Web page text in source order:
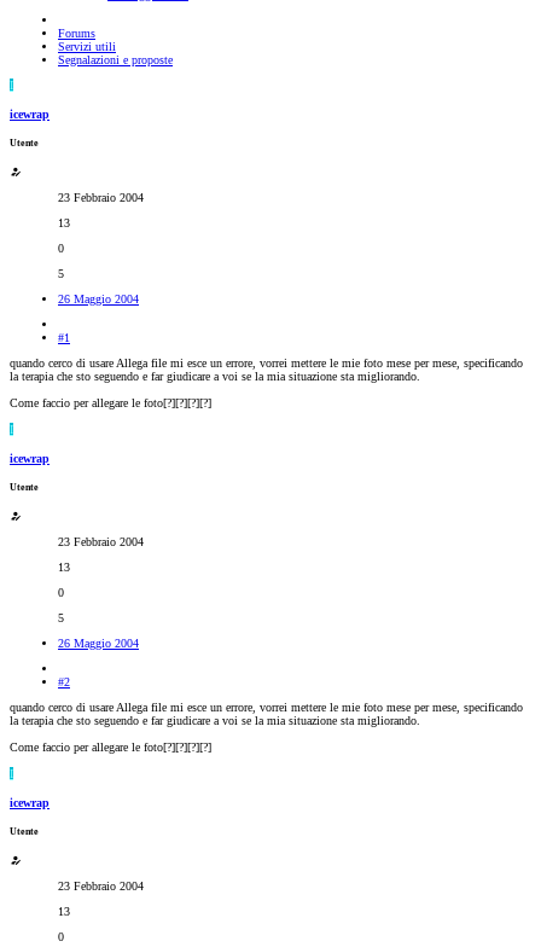
Forums
Servizi utili
Segnalazioni e proposte
I
icewrap
Utente
23 Febbraio 2004
13
0
5
26 Maggio 2004
#1
quando cerco di usare Allega file mi esce un errore, vorrei mettere le mie foto mese per mese, specificando
la terapia che sto seguendo e far giudicare a voi se la mia situazione sta migliorando.
Come faccio per allegare le foto[?][?][?][?]
I
icewrap
Utente
23 Febbraio 2004
13
0
5
26 Maggio 2004
#2
quando cerco di usare Allega file mi esce un errore, vorrei mettere le mie foto mese per mese, specificando
la terapia che sto seguendo e far giudicare a voi se la mia situazione sta migliorando.
Come faccio per allegare le foto[?][?][?][?]
I
icewrap
Utente
23 Febbraio 2004
13
0